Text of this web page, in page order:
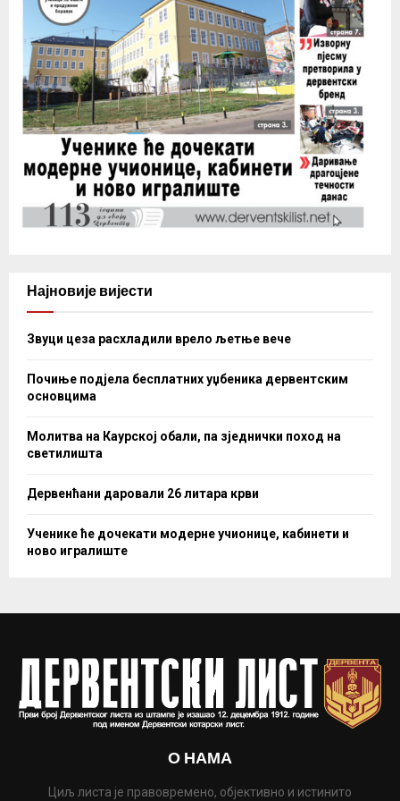
Најновије вијести
Звуци цеза расхладили врело љетње вече
Почиње подјела бесплатних уџбеника дервентским
основцима
Молитва на Каурској обали, па зједнички поход на
светилишта
Дервенћани даровали 26 литара крви
Ученике ће дочекати модерне учионице, кабинети и
ново игралиште
О НАМА
Циљ листа је правовремено, објективно и истинито